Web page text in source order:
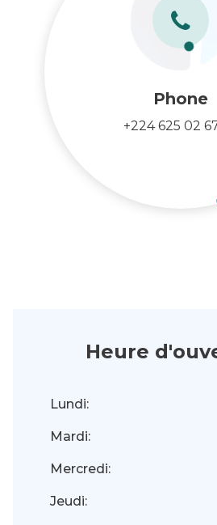
Phone
+224 625 02
Heure
Lundi:
Mardi:
Mercredi:
Jeudi: